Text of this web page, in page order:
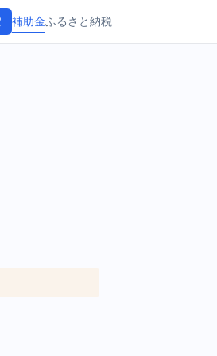
補助金ふるさと納税